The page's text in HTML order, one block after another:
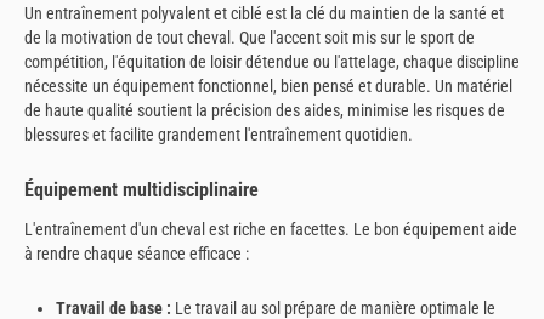
Un entraînement polyvalent et ciblé est la clé du maintien de la santé et
de la motivation de tout cheval. Que l'accent soit mis sur le sport de
compétition, l'équitation de loisir détendue ou l'attelage, chaque discipline
nécessite un équipement fonctionnel, bien pensé et durable. Un matériel
de haute qualité soutient la précision des aides, minimise les risques de
blessures et facilite grandement l'entraînement quotidien.
Équipement multidisciplinaire
L'entraînement d'un cheval est riche en facettes. Le bon équipement aide
à rendre chaque séance efficace :
Travail de base : Le travail au sol prépare de manière optimale le